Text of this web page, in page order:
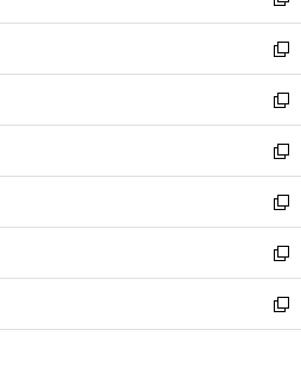
ウ
で
開
く
ン
ド
ウ
で
開
く
ウ
ィ
ン
ド
ウ
で
開
く
し
い
ウ
ィ
ン
ド
ウ
で
開
く
新
し
い
ウ
ィ
ン
ド
ウ
で
開
く
新
し
い
ウ
ィ
ン
ド
ウ
で
開
新
し
い
ウ
ィ
ン
ド
ウ
新
し
い
ウ
ィ
ン
新
し
い
ウ
新
し